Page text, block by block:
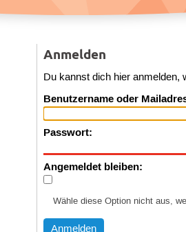
Anmelden
Du kannst dich hier anmelden,
Benutzername oder
Passwort:
Angemeldet bleiben:
Wähle diese Option nicht aus,